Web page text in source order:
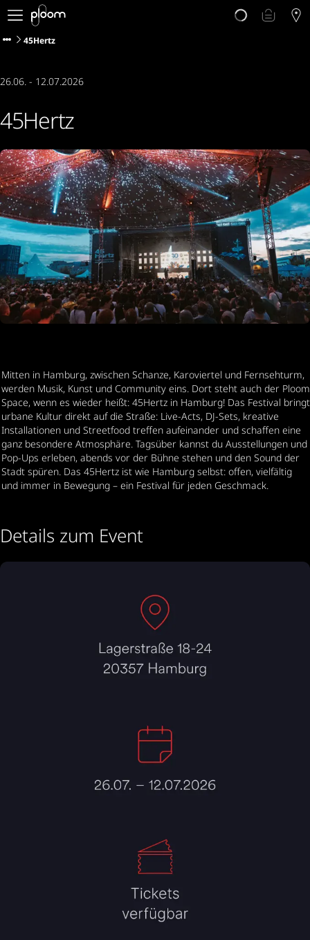
Über Ploom
Shop
Events
Sorten Check
Wichtige Hinweise
45Hertz
26.06. - 12.07.2026
45Hertz
Mitten in Hamburg, zwischen Schanze, Karoviertel und Fernsehturm,
werden Musik, Kunst und Community eins. Dort steht auch der Ploom
Space, wenn es wieder heißt: 45Hertz in Hamburg! Das Festival bringt
urbane Kultur direkt auf die Straße: Live-Acts, DJ-Sets, kreative
Installationen und Streetfood treffen aufeinander und schaffen eine
ganz besondere Atmosphäre. Tagsüber kannst du Ausstellungen und
Pop-Ups erleben, abends vor der Bühne stehen und den Sound der
Stadt spüren. Das 45Hertz ist wie Hamburg selbst: offen, vielfältig
und immer in Bewegung – ein Festival für jeden Geschmack.
Details zum Event